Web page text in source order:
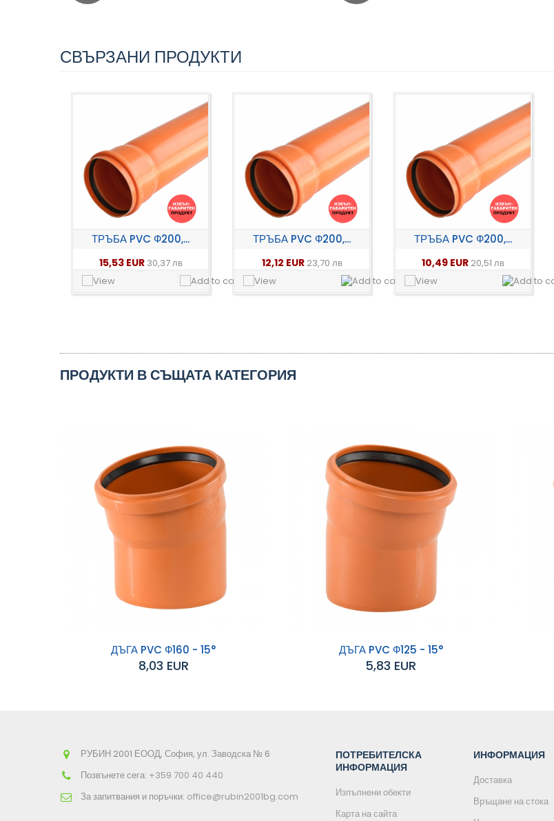
СВЪРЗАНИ ПРОДУКТИ
ТРЪБА PVC Ф200,...
15,53 EUR 30,37 лв
ТРЪБА PVC Ф200,...
12,12 EUR 23,70 лв
ТРЪБА PVC Ф200,...
10,49 EUR 20,51 лв
ПРОДУКТИ В СЪЩАТА КАТЕГОРИЯ
ДЪГА PVC Ф160 - 15°
8,03 EUR
ДЪГА PVC Ф125 - 15°
5,83 EUR
РУБИН 2001 ЕООД, София, ул. Заводска № 6
Позвънете сега: +359 700 40 440
За запитвания и поръчки: office@rubin2001bg.com
ПОТРЕБИТЕЛСКА
ИНФОРМАЦИЯ
Изпълнени обекти
Карта на сайта
ИНФОРМАЦИЯ
Доставка
Връщане на стока